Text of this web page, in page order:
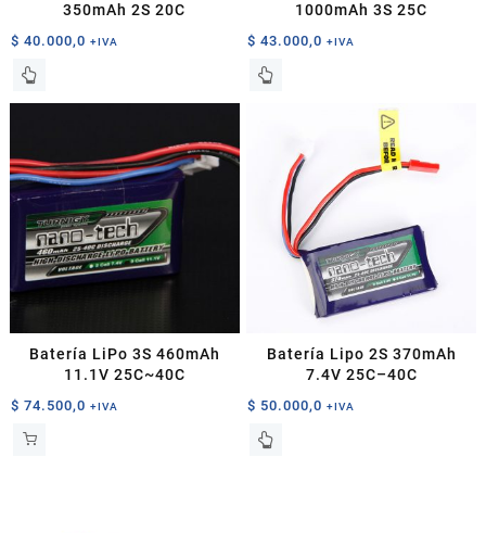
350mAh 2S 20C
$ 40.000,0 +IVA
1000mAh 3S 25C
$ 43.000,0 +IVA
Batería LiPo 3S 460mAh
11.1V 25C~40C
$ 74.500,0 +IVA
Batería Lipo 2S 370mAh
7.4V 25C–40C
$ 50.000,0 +IVA